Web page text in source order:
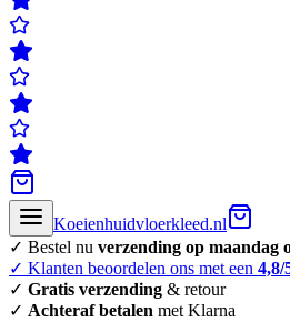
Koeienhuidvloerkleed.nl
✓ Bestel nu verzending op maandag
✓ Klanten beoordelen ons met een 4,8/
✓ Gratis verzending & retour
✓ Achteraf betalen met Klarna